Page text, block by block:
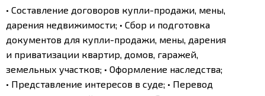
• Составление договоров купли-продажи, мены,
дарения недвижимости; • Сбор и подготовка
документов для купли-продажи, мены, дарения
и приватизации квартир, домов, гаражей,
земельных участков; • Оформление наследства;
• Представление интересов в суде; • Перевод